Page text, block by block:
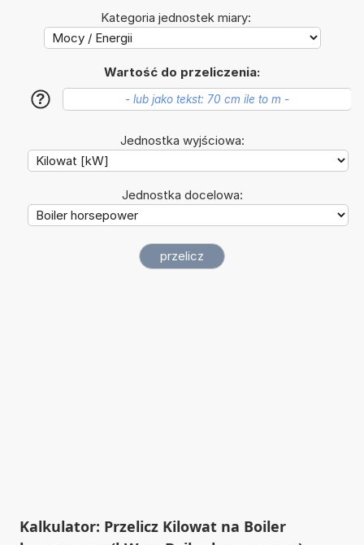
Kategoria jednostek miary:
Wartość do przeliczenia:
?
Jednostka wyjściowa:
Jednostka docelowa:
Kalkulator: Przelicz Kilowat na Boiler